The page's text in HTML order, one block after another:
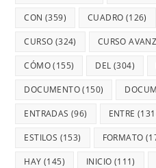
CON (359) CUADRO (126)
CURSO (324) CURSO
CÓMO(155) DEL (304)
DOCUMENTO(150)
ENTRADAS (96) ENTRE
ESTILOS (153) FORMATO
HAY (145) INICIO (111)